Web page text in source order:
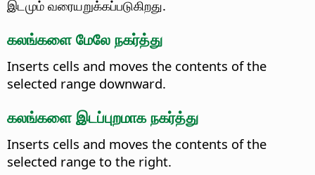
இடமும் வரையறுக்கப்படுகிறது.
கலங்களை மேலே நகர்த்து
Inserts cells and moves the contents of the
selected range downward.
கலங்களை இடப்புறமாக நகர்த்து
Inserts cells and moves the contents of the
selected range to the right.